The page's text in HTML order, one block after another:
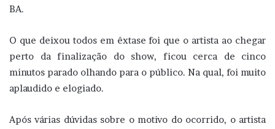
BA.
O que deixou todos em êxtase foi que o artista ao chegar
perto da finalização do show, ficou cerca de cinco
minutos parado olhando para o público. Na qual, foi muito
aplaudido e elogiado.
Após várias dúvidas sobre o motivo do ocorrido, o artista